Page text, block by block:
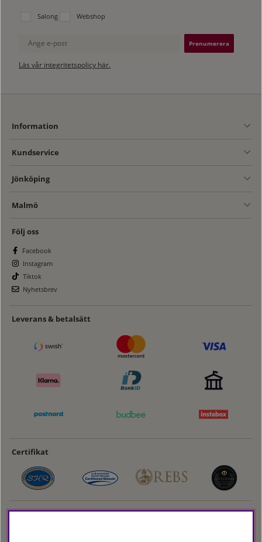
Välj vilken lista du vill prenumerera på:
Salong Webshop
Ange e-post
Läs vår integritetspolicy här.
Information
Kundservice
Jönköping
Malmö
Följ oss
Facebook
Instagram
Tiktok
Nyhetsbrev
Leverans & betalsätt
Certifikat